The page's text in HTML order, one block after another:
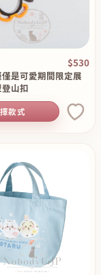
$530
僅是可愛期間限定展
山扣
款式